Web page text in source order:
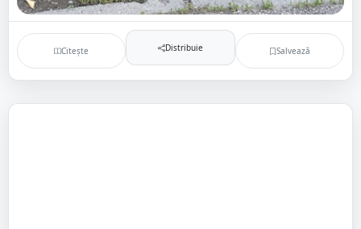
Citește Distribuie Salvează